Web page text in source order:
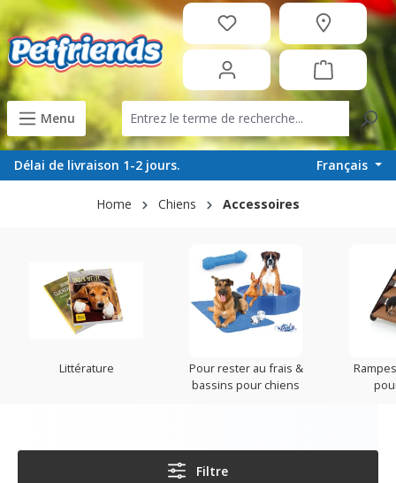
principal
Menu
Délai de livraison 1-2 jours. Français
Home Chiens Accessoires
Littérature
Pour rester au frais &
bassins pour chiens
Filtre